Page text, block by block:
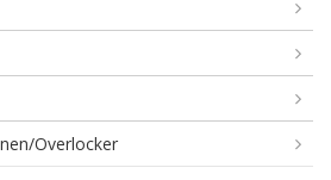
Overlocker